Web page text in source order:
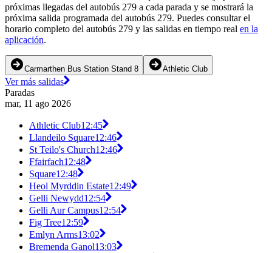
próximas llegadas del autobús 279 a cada parada y se mostrará la
próxima salida programada del autobús 279. Puedes consultar el
horario completo del autobús 279 y las salidas en tiempo real en la
aplicación.
Carmarthen Bus Station Stand 8 Athletic Club
Ver más salidas
Paradas
mar, 11 ago 2026
Athletic Club12:45
Llandeilo Square12:46
St Teilo's Church12:46
Ffairfach12:48
Square12:48
Heol Myrddin Estate12:49
Gelli Newydd12:54
Gelli Aur Campus12:54
Fig Tree12:59
Emlyn Arms13:02
Bremenda Ganol13:03